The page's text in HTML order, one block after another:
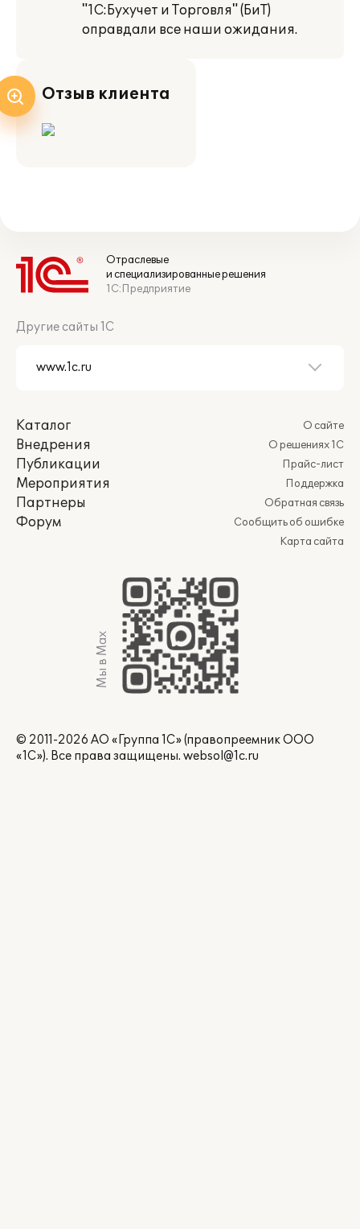
"1С:Бухучет и Торговля" (БиТ)
оправдали все наши ожидания.
Отзыв клиента
Отраслевые
и специализированные решения
1С:Предприятие
Другие сайты 1С
Каталог
Внедрения
Публикации
Мероприятия
Партнеры
Форум
О сайте
О решениях 1С
Прайс-лист
Поддержка
Обратная связь
Сообщить об ошибке
Карта сайта
Мы в Max
© 2011-2026 АО «Группа 1С» (правопреемник ООО
«1С»). Все права защищены. websol@1c.ru